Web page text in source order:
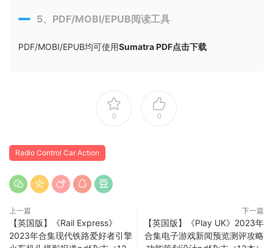
5、PDF/MOBI/EPUB阅读工具
PDF/MOBI/EPUB均可使用Sumatra PDF点击下载
0 0
Radio Control Car Action
上一篇
【英国版】《Rail Express》
2023年合集现代铁路爱好者引擎
下一篇
【英国版】《Play UK》2023年
合集电子游戏新闻预览测评攻略